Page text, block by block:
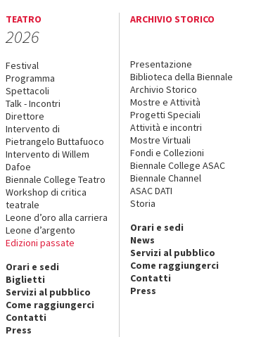
TEATRO
2026
Festival
Programma
Spettacoli
Talk - Incontri
Direttore
Intervento di
Pietrangelo Buttafuoco
Intervento di Willem
Dafoe
Biennale College Teatro
Workshop di critica
teatrale
Leone d’oro alla carriera
Leone d’argento
Edizioni passate
Orari e sedi
Biglietti
Servizi al pubblico
Come raggiungerci
Contatti
Press
ARCHIVIO STORICO
Presentazione
Biblioteca della Biennale
Archivio Storico
Mostre e Attività
Progetti Speciali
Attività e incontri
Mostre Virtuali
Fondi e Collezioni
Biennale College ASAC
Biennale Channel
ASAC DATI
Storia
Orari e sedi
News
Servizi al pubblico
Come raggiungerci
Contatti
Press